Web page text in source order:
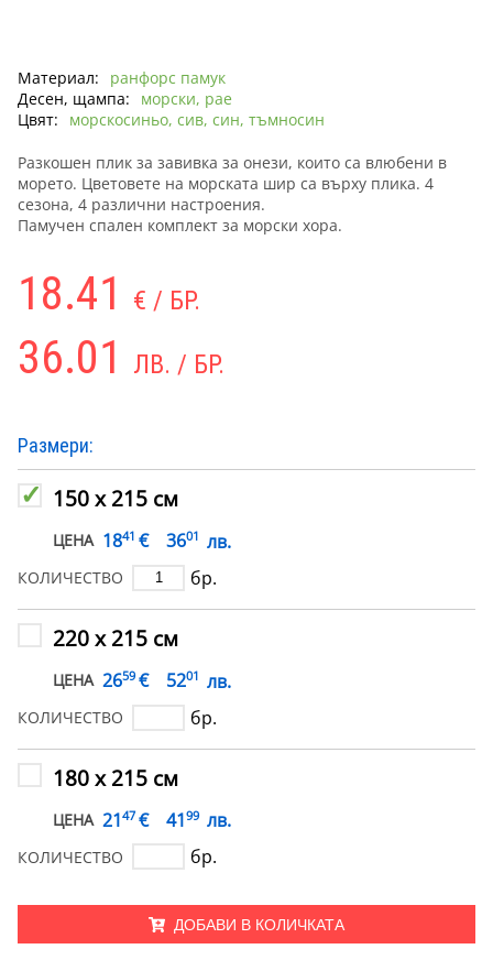
Материал:
ранфорс памук
Десен, щампа:
морски, рае
Цвят:
морскосиньо, сив, син, тъмносин
Разкошен плик за завивка за онези, които са влюбени в
морето. Цветовете на морската шир са върху плика. 4
сезона, 4 различни настроения.
Памучен спален комплект за морски хора.
18.41 € / БР.
36.01 ЛВ. / БР.
Размери:
150 х 215 см
ЦЕНА 1841 € 3601 лв.
КОЛИЧЕСТВО бр.
220 х 215 см
ЦЕНА 2659 € 5201 лв.
КОЛИЧЕСТВО бр.
180 х 215 см
ЦЕНА 2147 € 4199 лв.
КОЛИЧЕСТВО бр.
ДОБАВИ В КОЛИЧКАТА